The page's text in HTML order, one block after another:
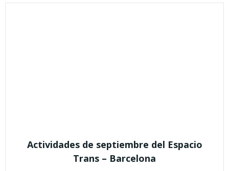
Actividades de septiembre del Espacio
Trans – Barcelona